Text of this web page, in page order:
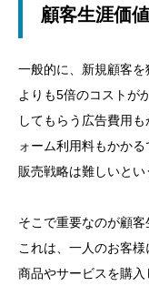
顧客生涯価
一般的に、新規顧客
よりも5倍のコストが
してもらう広告費用
ォーム利用料もかか
販売戦略は難しいとい
そこで重要なのが顧客
これは、一人のお客
商品やサービスを購